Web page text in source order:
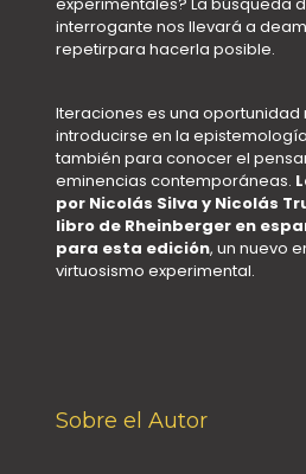
interrogante nos llevará a
repetirpara hacerla posible.
Iteraciones es una oportunidad
introducirse en la
también para conocer el
eminencias contemporáneas.
por Nicolás Silva y Nicolás
libro de Rheinberger en
para esta edición, un nuevo
virtuosismo experimental.
Sobre el Autor